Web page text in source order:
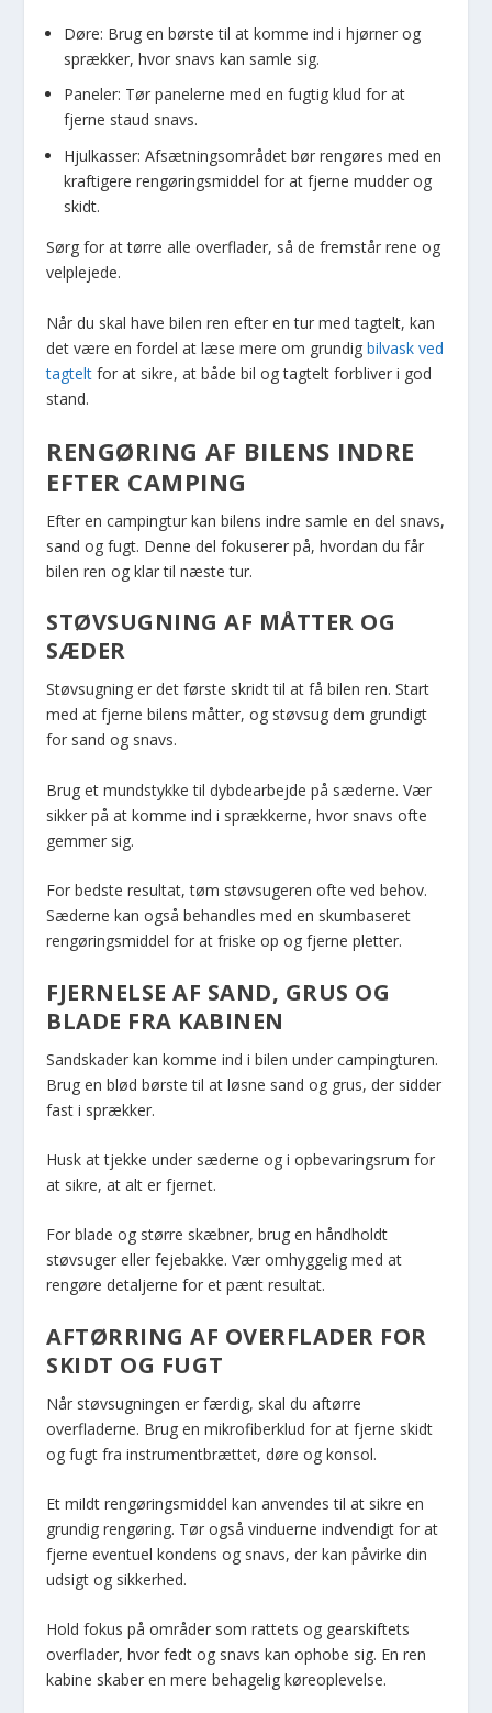
Døre: Brug en børste til at komme ind i hjørner og
sprækker, hvor snavs kan samle sig.
Paneler: Tør panelerne med en fugtig klud for at
fjerne staud snavs.
Hjulkasser: Afsætningsområdet bør rengøres med en
kraftigere rengøringsmiddel for at fjerne mudder og
skidt.
Sørg for at tørre alle overflader, så de fremstår rene og
velplejede.
Når du skal have bilen ren efter en tur med tagtelt, kan
det være en fordel at læse mere om grundigbilvask ved
tagtelt for at sikre, at både bil og tagtelt forbliver i god
stand.
RENGØRING AF BILENS INDRE
EFTER CAMPING
Efter en campingtur kan bilens indre samle en del snavs,
sand og fugt. Denne del fokuserer på, hvordan du får
bilen ren og klar til næste tur.
STØVSUGNING AF MÅTTER OG
SÆDER
Støvsugning er det første skridt til at få bilen ren. Start
med at fjerne bilens måtter, og støvsug dem grundigt
for sand og snavs.
Brug et mundstykke til dybdearbejde på sæderne. Vær
sikker på at komme ind i sprækkerne, hvor snavs ofte
gemmer sig.
For bedste resultat, tøm støvsugeren ofte ved behov.
Sæderne kan også behandles med en skumbaseret
rengøringsmiddel for at friske op og fjerne pletter.
FJERNELSE AF SAND, GRUS OG
BLADE FRA KABINEN
Sandskader kan komme ind i bilen under campingturen.
Brug en blød børste til at løsne sand og grus, der sidder
fast i sprækker.
Husk at tjekke under sæderne og i opbevaringsrum for
at sikre, at alt er fjernet.
For blade og større skæbner, brug en håndholdt
støvsuger eller fejebakke. Vær omhyggelig med at
rengøre detaljerne for et pænt resultat.
AFTØRRING AF OVERFLADER FOR
SKIDT OG FUGT
Når støvsugningen er færdig, skal du aftørre
overfladerne. Brug en mikrofiberklud for at fjerne skidt
og fugt fra instrumentbrættet, døre og konsol.
Et mildt rengøringsmiddel kan anvendes til at sikre en
grundig rengøring. Tør også vinduerne indvendigt for at
fjerne eventuel kondens og snavs, der kan påvirke din
udsigt og sikkerhed.
Hold fokus på områder som rattets og gearskiftets
overflader, hvor fedt og snavs kan ophobe sig. En ren
kabine skaber en mere behagelig køreoplevelse.